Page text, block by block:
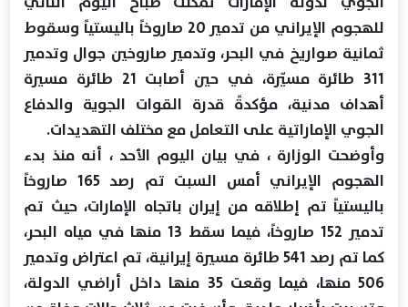
للهجوم الإيراني من تدمير 20 صاروخاً باليستياً وسقوط
ثمانية صواريخ في البحر، وتدمير صاروخين جوال وتدمير
311 طائرة مسيّرة، في حين أصابت 21 طائرة مسيرة
أهداف مدنية، مؤكدةً قدرة القوات الجوية والدفاع
الجوي الإماراتية على التعامل مع مختلف التهديدات.
وأوضحت الوزارة ، في بيان اليوم الأحد ، أنه منذ بدء
الهجوم الإيراني أمس السبت تم رصد 165 صاروخاً
باليستياً تم إطلاقه من إيران باتجاه الإمارات، حيث تم
تدمير 152 صاروخاً، فيما سقط 13 منها في مياه البحر،
كما تم رصد 541 طائرة مسيرة إيرانية، تم اعتراض وتدمير
506 منها، فيما وقعت 35 منها داخل أراضي الدولة،